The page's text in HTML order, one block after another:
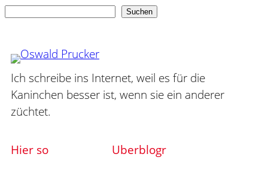
Suchen
Ich schreibe ins Internet, weil es für die
Kaninchen besser ist, wenn sie ein anderer
züchtet.
Hier so Uberblogr